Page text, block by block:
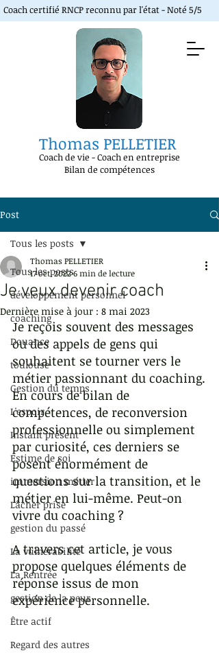
Thomas PELLETIER
Coach de vie -Coach en entreprise
Bilan de compétences
Coach certifié RNCP reconnu par l'état - Noté 5/5
Post
Tous les posts
développement personnel
coaching
Douance
toulouse
Gestion du temps
L'espoir
Instant présent
Estime de soi
immersion métier
Lâcher prise
gestion du passé
La vulnérabilité
La Rentrée
gestion de la peur
Être actif
Regard des autres
Tous les posts
Je veux devenir coach
Thomas PELLETIER
17 oct. 20226 min de lecture
Dernière mise à jour : 8 mai 2023
Je reçois souvent des messages
ou des appels de gens qui
souhaitent se tourner vers le
métier passionnant du coaching.
En cours de bilan de
compétences, de reconversion
professionnelle ou simplement
par curiosité, ces derniers se
posent énormément de
questions sur la transition, et le
métier en lui-même. Peut-on
vivre du coaching ?
A travers cet article, je vous
propose quelques éléments de
réponse issus de mon
expérience personnelle.